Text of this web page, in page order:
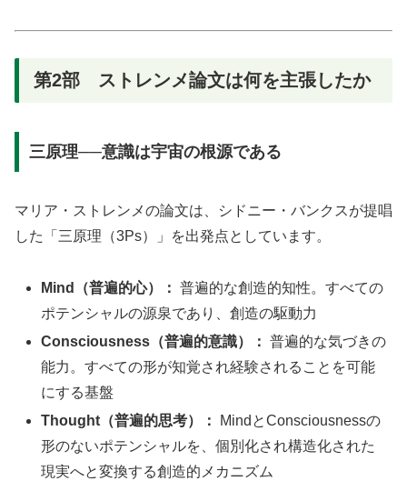
第2部 ストレンメ論文は何を主張したか
三原理──意識は宇宙の根源である
マリア・ストレンメの論文は、シドニー・バンクスが提唱
した「三原理（3Ps）」を出発点としています。
Mind（普遍的心）： 普遍的な創造的知性。すべての
ポテンシャルの源泉であり、創造の駆動力
Consciousness（普遍的意識）： 普遍的な気づきの
能力。すべての形が知覚され経験されることを可能
にする基盤
Thought（普遍的思考）：
MindとConsciousnessの
形のないポテンシャルを、個別化され構造化された
現実へと変換する創造的メカニズム